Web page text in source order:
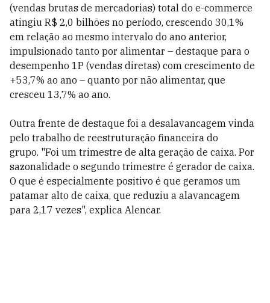
(vendas brutas de mercadorias) total do e-commerce
atingiu R$ 2,0 bilhões no período, crescendo 30,1%
em relação ao mesmo intervalo do ano anterior,
impulsionado tanto por alimentar – destaque para o
desempenho 1P (vendas diretas) com crescimento de
+53,7% ao ano – quanto por não alimentar, que
cresceu 13,7% ao ano.
Outra frente de destaque foi a desalavancagem vinda
pelo trabalho de reestruturação financeira do
grupo. "Foi um trimestre de alta geração de caixa. Por
sazonalidade o segundo trimestre é gerador de caixa.
O que é especialmente positivo é que geramos um
patamar alto de caixa, que reduziu a alavancagem
para 2,17 vezes", explica Alencar.